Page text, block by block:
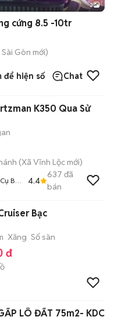
3
cứng 8.5 -10tr
Sài Gòn mới)
để hiện số Chat
K350 Qua Sử
(Xã Vĩnh Lộc mới)
Bé
4.4
637 đã
bán
Bạc
Xăng Số sàn
đ
LÔ ĐẤT 75m2- KDC